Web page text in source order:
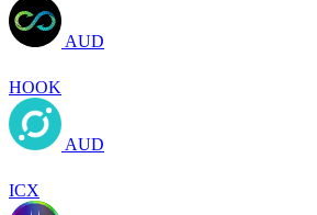
AUD
HOOK
AUD
ICX